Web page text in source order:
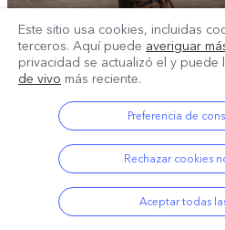
Este sitio usa cookies, incluidas
terceros. Aquí puede averiguar
privacidad se actualizó el y puede
de vivo más reciente.
Preferencia de
Rechazar cookies
Aceptar todas